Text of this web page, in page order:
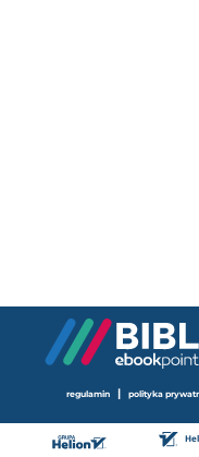
regulamin | polityka